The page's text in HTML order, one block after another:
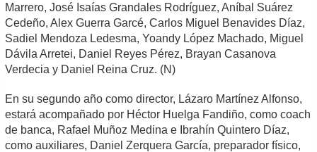
Marrero, José Isaías Grandales Rodríguez, Aníbal Suárez
Cedeño, Alex Guerra Garcé, Carlos Miguel Benavides Díaz,
Sadiel Mendoza Ledesma, Yoandy López Machado, Miguel
Dávila Arretei, Daniel Reyes Pérez, Brayan Casanova
Verdecia y Daniel Reina Cruz. (N)
En su segundo año como director, Lázaro Martínez Alfonso,
estará acompañado por Héctor Huelga Fandiño, como coach
de banca, Rafael Muñoz Medina e Ibrahín Quintero Díaz,
como auxiliares, Daniel Zerquera García, preparador físico,